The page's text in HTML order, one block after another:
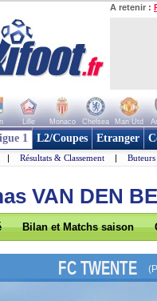
A retenir :
Lille Monaco Chelsea Man Utd
1 L2/Coupes Etranger
| Résultats & Classement | Buteurs
VAN DEN
Bilan et Matchs saison
FC TWENTE